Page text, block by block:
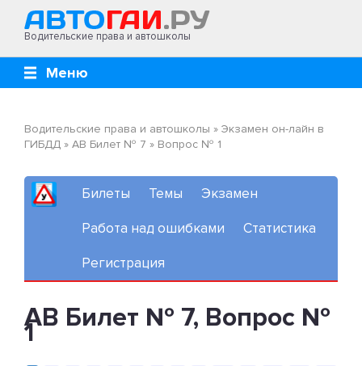
Водительские права и автошколы
Меню
Водительские права и автошколы » Экзамен он-лайн в
ГИБДД » AB Билет № 7 » Вопрос № 1
Билеты Темы Экзамен
Работа над ошибками Статистика
Регистрация
AB Билет № 7, Вопрос №
1